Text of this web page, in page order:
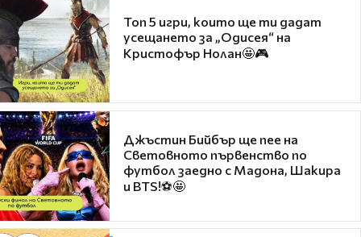
Топ 5 игри, които ще ти дадат
усещането за „Одисея“ на
Кристофър Нолан🤩🎮
Джъстин Бийбър ще пее на
Световното първенство по
футбол заедно с Мадона, Шакира
и BTS!⚽🤩